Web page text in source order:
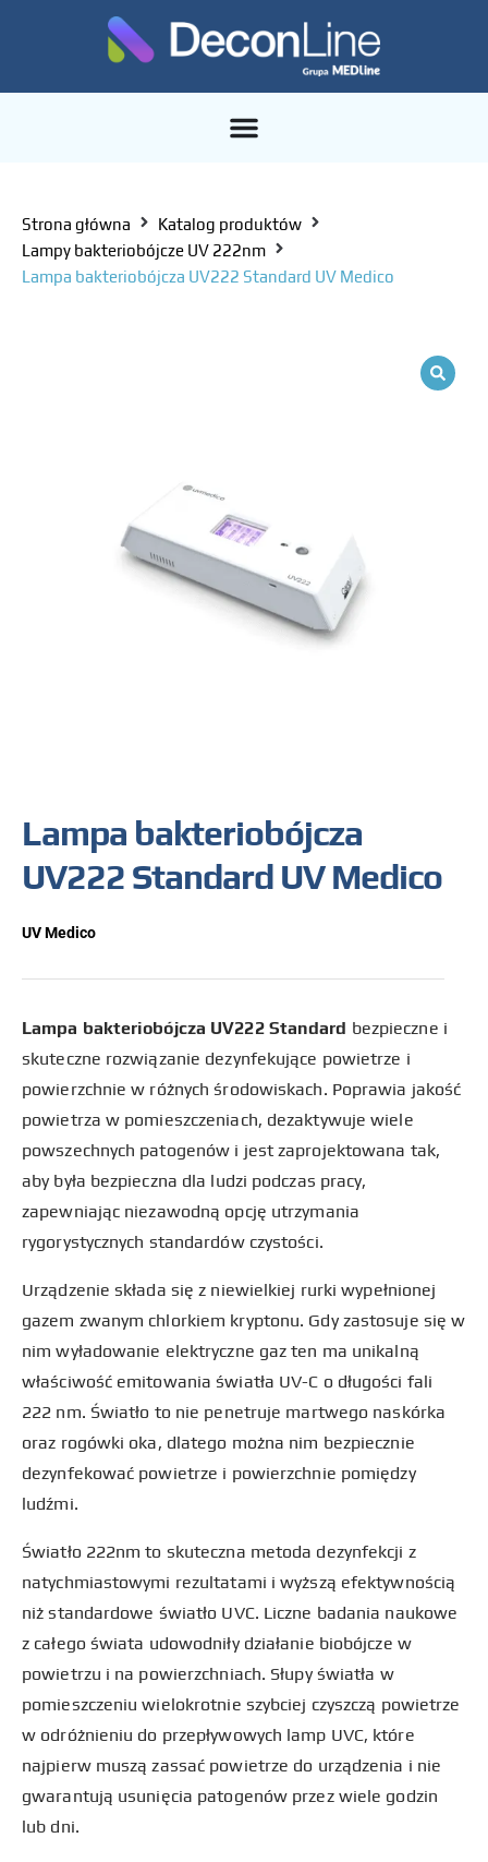
Strona główna
Katalog produktów
Lampy bakteriobójcze UV 222nm
Lampa bakteriobójcza UV222 Standard UV Medico
Lampa bakteriobójcza
UV222 Standard UV Medico
UV Medico
Lampa bakteriobójcza UV222 Standard bezpieczne i
skuteczne rozwiązanie dezynfekujące powietrze i
powierzchnie w różnych środowiskach. Poprawia jakość
powietrza w pomieszczeniach, dezaktywuje wiele
powszechnych patogenów i jest zaprojektowana tak,
aby była bezpieczna dla ludzi podczas pracy,
zapewniając niezawodną opcję utrzymania
rygorystycznych standardów czystości.
Urządzenie składa się z niewielkiej rurki wypełnionej
gazem zwanym chlorkiem kryptonu. Gdy zastosuje się w
nim wyładowanie elektryczne gaz ten ma unikalną
właściwość emitowania światła UV-C o długości fali
222 nm. Światło to nie penetruje martwego naskórka
oraz rogówki oka, dlatego można nim bezpiecznie
dezynfekować powietrze i powierzchnie pomiędzy
ludźmi.
Światło 222nm to skuteczna metoda dezynfekcji z
natychmiastowymi rezultatami i wyższą efektywnością
niż standardowe światło UVC. Liczne badania naukowe
z całego świata udowodniły działanie biobójcze w
powietrzu i na powierzchniach. Słupy światła w
pomieszczeniu wielokrotnie szybciej czyszczą powietrze
w odróżnieniu do przepływowych lamp UVC, które
najpierw muszą zassać powietrze do urządzenia i nie
gwarantują usunięcia patogenów przez wiele godzin
lub dni.